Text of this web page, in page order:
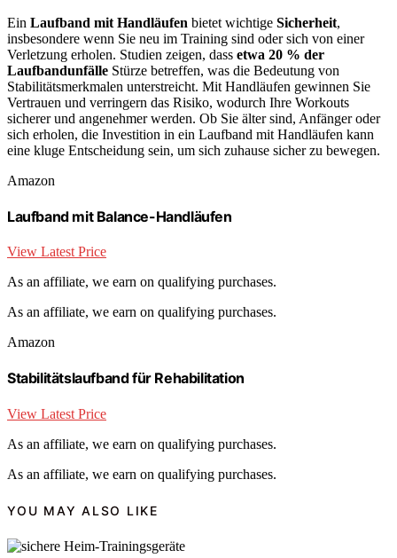
Ein Laufband mit Handläufen bietet wichtige Sicherheit,
insbesondere wenn Sie neu im Training sind oder sich von einer
Verletzung erholen. Studien zeigen, dass etwa 20 % der
Laufbandunfälle Stürze betreffen, was die Bedeutung von
Stabilitätsmerkmalen unterstreicht. Mit Handläufen gewinnen Sie
Vertrauen und verringern das Risiko, wodurch Ihre Workouts
sicherer und angenehmer werden. Ob Sie älter sind, Anfänger oder
sich erholen, die Investition in ein Laufband mit Handläufen kann
eine kluge Entscheidung sein, um sich zuhause sicher zu bewegen.
Amazon
Laufband mit Balance-Handläufen
View Latest Price
As an affiliate, we earn on qualifying purchases.
As an affiliate, we earn on qualifying purchases.
Amazon
Stabilitätslaufband für Rehabilitation
View Latest Price
As an affiliate, we earn on qualifying purchases.
As an affiliate, we earn on qualifying purchases.
YOU MAY ALSO LIKE